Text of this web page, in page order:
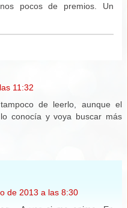
pocos de premios. Un
11:32
de leerlo, aunque el
conocía y voya buscar más
de 2013 a las 8:30